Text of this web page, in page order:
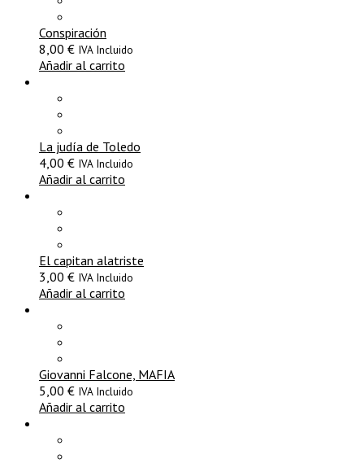
Conspiración
8,00 € IVA Incluido
Añadir al carrito
La judía de Toledo
4,00 € IVA Incluido
Añadir al carrito
El capitan alatriste
3,00 € IVA Incluido
Añadir al carrito
Giovanni Falcone, MAFIA
5,00 € IVA Incluido
Añadir al carrito